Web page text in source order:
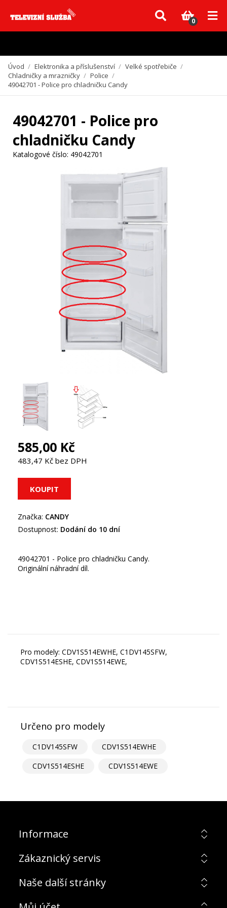
Vzhledem k aktuální situaci se může dodání dílů, které nejsou skladem,
zpozdit. Děkujeme za pochopení.
0
Úvod / Elektronika a příslušenství / Velké spotřebiče /
Chladničky a mrazničky / Police /
49042701 - Police pro chladničku Candy
49042701 - Police pro
chladničku Candy
Katalogové číslo: 49042701
585,00 Kč
483,47 Kč bez DPH
Značka: CANDY
Dostupnost: Dodání do 10 dní
49042701 - Police pro chladničku Candy.
Originální náhradní díl.
Pro modely: CDV1S514EWHE, C1DV145SFW,
CDV1S514ESHE, CDV1S514EWE,
Určeno pro modely
C1DV145SFW
CDV1S514EWHE
CDV1S514ESHE
CDV1S514EWE
Informace
Zákaznický servis
Naše další stránky